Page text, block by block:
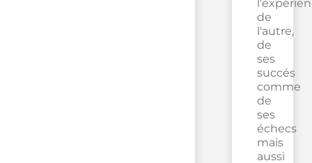
de
l'autre,
de
ses
succés
comme
de
ses
échecs
mais
aussi